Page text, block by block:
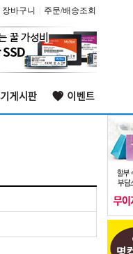
장바구니 주문/배송조회